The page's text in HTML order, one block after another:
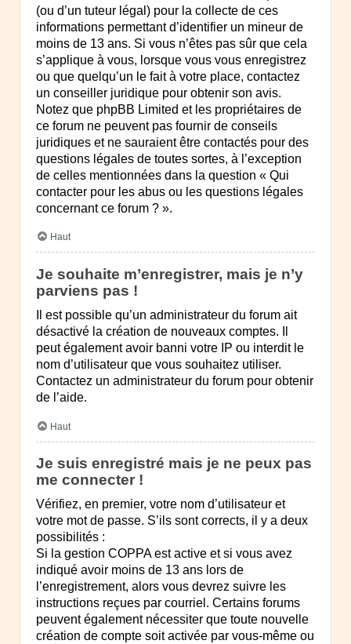
(ou d’un tuteur légal) pour la collecte de ces
informations permettant d’identifier un mineur de
moins de 13 ans. Si vous n’êtes pas sûr que cela
s’applique à vous, lorsque vous vous enregistrez
ou que quelqu’un le fait à votre place, contactez
un conseiller juridique pour obtenir son avis.
Notez que phpBB Limited et les propriétaires de
ce forum ne peuvent pas fournir de conseils
juridiques et ne sauraient être contactés pour des
questions légales de toutes sortes, à l’exception
de celles mentionnées dans la question « Qui
contacter pour les abus ou les questions légales
concernant ce forum ? ».
Haut
Je souhaite m’enregistrer, mais je n’y
parviens pas !
Il est possible qu’un administrateur du forum ait
désactivé la création de nouveaux comptes. Il
peut également avoir banni votre IP ou interdit le
nom d’utilisateur que vous souhaitez utiliser.
Contactez un administrateur du forum pour obtenir
de l’aide.
Haut
Je suis enregistré mais je ne peux pas
me connecter !
Vérifiez, en premier, votre nom d’utilisateur et
votre mot de passe. S’ils sont corrects, il y a deux
possibilités :
Si la gestion COPPA est active et si vous avez
indiqué avoir moins de 13 ans lors de
l’enregistrement, alors vous devrez suivre les
instructions reçues par courriel. Certains forums
peuvent également nécessiter que toute nouvelle
création de compte soit activée par vous-même ou